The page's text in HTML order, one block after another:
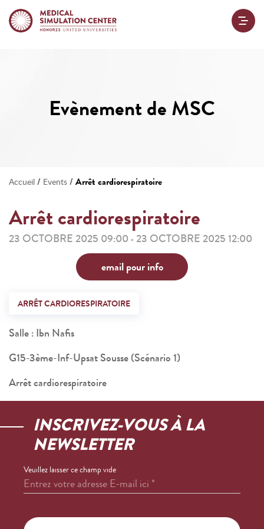
Evènement de MSC
Accueil / Events /Arrêt cardiorespiratoire
Arrêt cardiorespiratoire
23 OCTOBRE 2025 09:00 - 23 OCTOBRE 2025 12:00
email pour info
ARRÊT CARDIORESPIRATOIRE
Salle : Ibn Nafis
G15-3ème-Inf-Upsat Sousse (Scénario 1)
Arrêt cardiorespiratoire
INSCRIVEZ-VOUS À LA
NEWSLETTER
Veuillez laisser ce champ vide
Entrez votre adresse E-mail ici*